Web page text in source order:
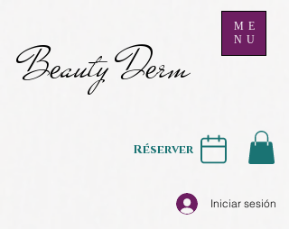
Beauty Derm
ME
NU
Iniciar sesión
Réserver